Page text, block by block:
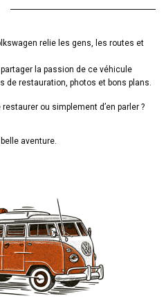
relie les gens, les routes et
la passion de ce véhicule
de restauration, photos et bons plans.
ou simplement d’en parler ?
aventure.